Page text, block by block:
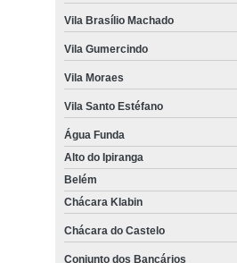
Vila Brasílio Machado
Vila Gumercindo
Vila Moraes
Vila Santo Estéfano
Água Funda
Alto do Ipiranga
Belém
Chácara Klabin
Chácara do Castelo
Conjunto dos Bancários